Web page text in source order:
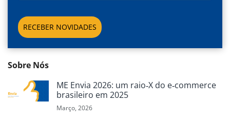
RECEBER NOVIDADES
Sobre Nós
ME Envia 2026: um raio‑X do e‑commerce
brasileiro em 2025
Março, 2026